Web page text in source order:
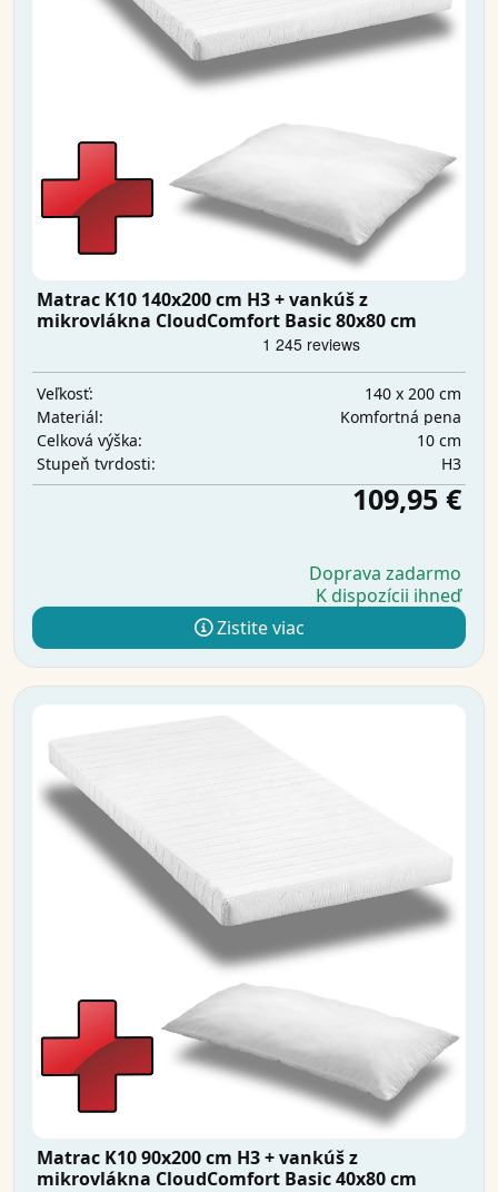
Matrac K10 140x200 cm H3 + vankúš z
mikrovlákna CloudComfort Basic 80x80 cm
Veľkosť:
140 x 200 cm
Materiál:
Komfortná pena
Celková výška:
10 cm
Stupeň tvrdosti:
H3
109,95 €
Doprava zadarmo
K dispozícii ihneď
Zistite viac
Matrac K10 90x200 cm H3 + vankúš z
mikrovlákna CloudComfort Basic 40x80 cm